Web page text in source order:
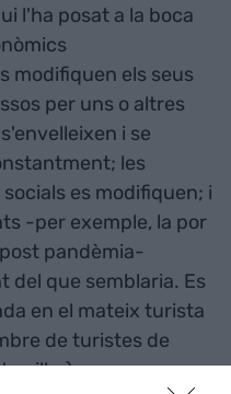
l'ha posat a la boca
modifiquen els seus
per uns o altres
i se
les
es modifiquen; i
-per exemple, la por
pandèmia-
del que semblaria. Es
en el mateix turista
de turistes de
millor).